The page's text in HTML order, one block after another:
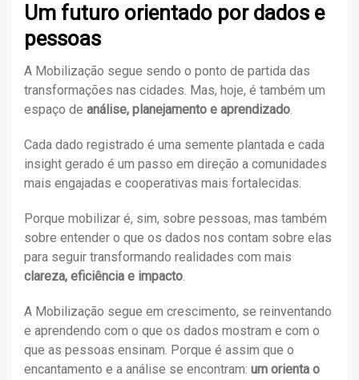
Um futuro orientado por dados e
pessoas
A Mobilização segue sendo o ponto de partida das
transformações nas cidades. Mas, hoje, é também um
espaço de análise, planejamento e aprendizado.
Cada dado registrado é uma semente plantada e cada
insight gerado é um passo em direção a comunidades
mais engajadas e cooperativas mais fortalecidas.
Porque mobilizar é, sim, sobre pessoas, mas também
sobre entender o que os dados nos contam sobre elas
para seguir transformando realidades com mais
clareza, eficiência e impacto.
A Mobilização segue em crescimento, se reinventando
e aprendendo com o que os dados mostram e com o
que as pessoas ensinam. Porque é assim que o
encantamento e a análise se encontram: um orienta o